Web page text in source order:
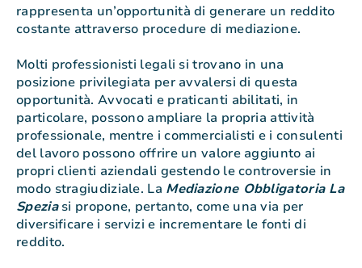
rappresenta un’opportunità di generare un reddito
costante attraverso procedure di mediazione.
Molti professionisti legali si trovano in una
posizione privilegiata per avvalersi di questa
opportunità. Avvocati e praticanti abilitati, in
particolare, possono ampliare la propria attività
professionale, mentre i commercialisti e i consulenti
del lavoro possono offrire un valore aggiunto ai
propri clienti aziendali gestendo le controversie in
modo stragiudiziale. La Mediazione Obbligatoria La
Speziasi propone, pertanto, come una via per
diversificare i servizi e incrementare le fonti di
reddito.